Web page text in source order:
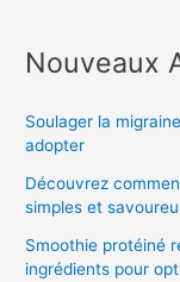
Nouveaux
Soulager la
adopter
Découvrez
simples et
Smoothie protéiné
ingrédients pour